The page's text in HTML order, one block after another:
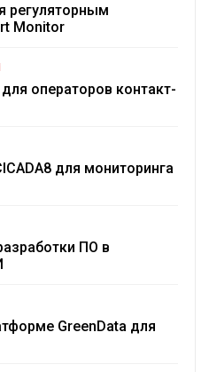
регуляторным
Monitor
операторов контакт-
для мониторинга
ПО в
GreenData для